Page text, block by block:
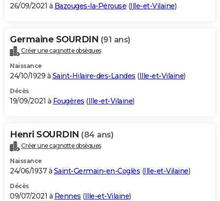
26/09/2021 à Bazouges-la-Pérouse (Ille-et-Vilaine)
Germaine SOURDIN (91 ans)
Créer une cagnotte obsèques
Naissance
24/10/1929 à Saint-Hilaire-des-Landes (Ille-et-Vilaine)
Décès
19/09/2021 à Fougères (Ille-et-Vilaine)
Henri SOURDIN (84 ans)
Créer une cagnotte obsèques
Naissance
24/06/1937 à Saint-Germain-en-Coglès (Ille-et-Vilaine)
Décès
09/07/2021 à Rennes (Ille-et-Vilaine)